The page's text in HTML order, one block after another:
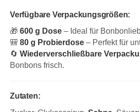
Verfügbare Verpackungsgrößen:
🎁 600 g Dose – Ideal für
🎒 80 g Probierdose – Perfekt für
🔄 Wiederverschließbare
Bonbons frisch.
Zutaten: